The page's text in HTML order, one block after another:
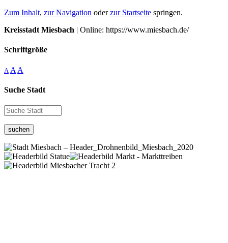
Zum Inhalt, zur Navigation oderzur Startseite springen.
Kreisstadt Miesbach | Online: https://www.miesbach.de/
Schriftgröße
A A A
Suche Stadt
suchen